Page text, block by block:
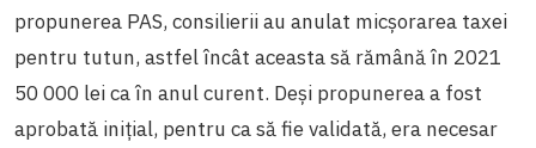
propunerea PAS, consilierii au anulat micșorarea taxei
pentru tutun, astfel încât aceasta să rămână în 2021
50 000 lei ca în anul curent. Deși propunerea a fost
aprobată inițial, pentru ca să fie validată, era necesar